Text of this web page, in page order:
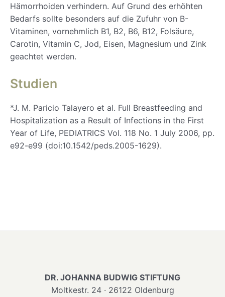
Hämorrhoiden verhindern. Auf Grund des erhöhten
Bedarfs sollte besonders auf die Zufuhr von B-
Vitaminen, vornehmlich B1, B2, B6, B12, Folsäure,
Carotin, Vitamin C, Jod, Eisen, Magnesium und Zink
geachtet werden.
Studien
*J. M. Paricio Talayero et al. Full Breastfeeding and
Hospitalization as a Result of Infections in the First
Year of Life, PEDIATRICS Vol. 118 No. 1 July 2006, pp.
e92-e99 (doi:10.1542/peds.2005-1629).
DR. JOHANNA BUDWIG STIFTUNG
Moltkestr. 24 · 26122 Oldenburg